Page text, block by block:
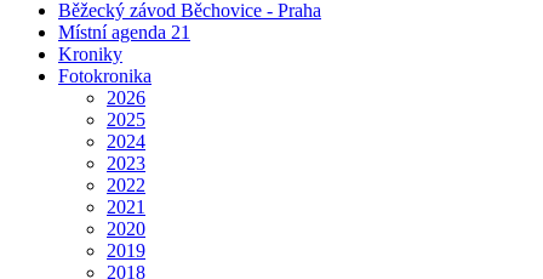
Běžecký závod Běchovice - Praha
Místní agenda 21
Kroniky
Fotokronika
2026
2025
2024
2023
2022
2021
2020
2019
2018